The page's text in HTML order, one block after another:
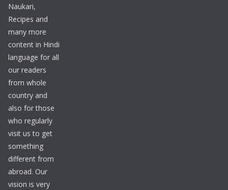
Naukari,
Recipes and
many more
content in Hindi
language for all
our readers
from whole
country and
also for those
who regularly
visit us to get
something
different from
abroad. Our
vision is very